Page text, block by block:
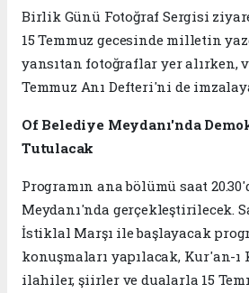
Birlik Günü Fotoğraf Sergisi
15 Temmuz gecesinde milletin
yansıtan fotoğraflar yer alırken,
Temmuz Anı Defteri'ni de
Of Belediye Meydanı'nda
Tutulacak
Programın ana bölümü saat
Meydanı'nda gerçekleştirilecek.
İstiklal Marşı ile başlayacak
konuşmaları yapılacak, Kur'an-
ilahiler, şiirler ve dualarla 15